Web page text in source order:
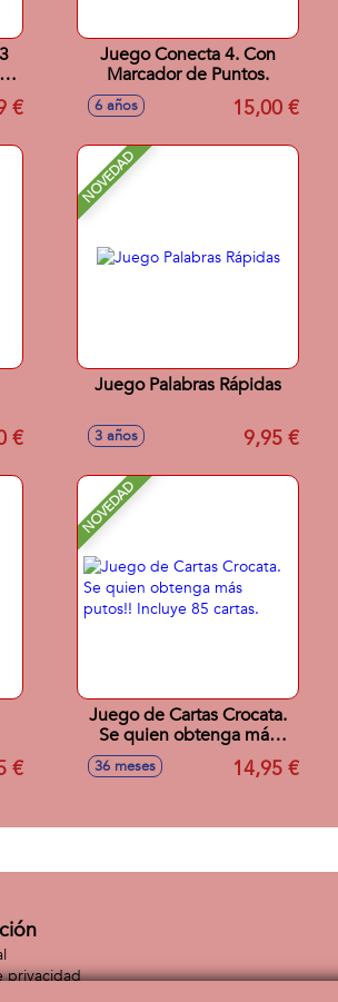
€
Juego Conecta 4. Con
Marcador de Puntos.
6 años 15,00 €
€
NOVEDAD
Juego Palabras Rápidas
3 años 9,95 €
€
NOVEDAD
Juego de Cartas Crocata.
Se quien obtenga más
putos!! Incluye 85 cartas.
36 meses 14,95 €
privacidad